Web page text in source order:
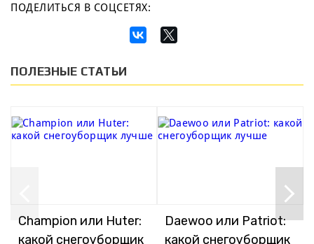
ПОДЕЛИТЬСЯ В СОЦСЕТЯХ:
ПОЛЕЗНЫЕ СТАТЬИ
Champion или Huter:
какой снегоуборщик
Daewoo или Patriot:
какой снегоуборщик